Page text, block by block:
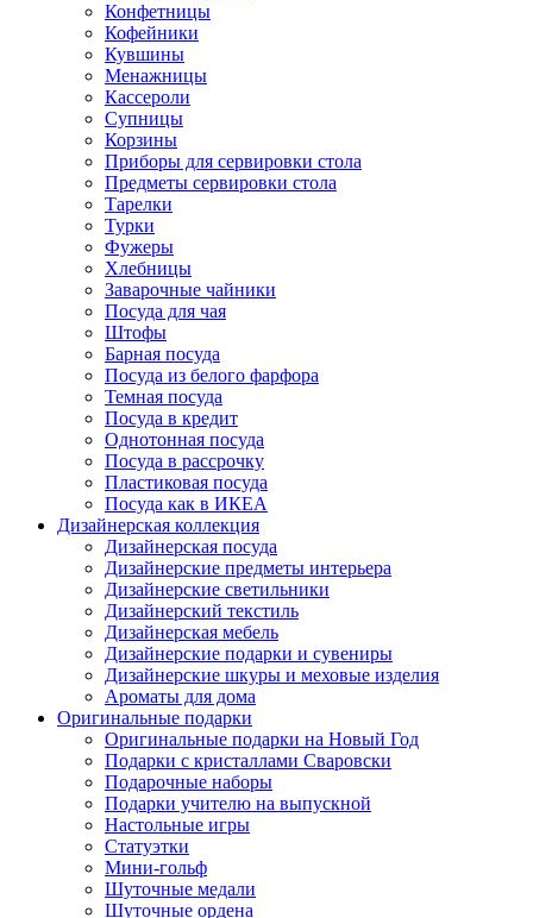
Конфетницы
Кофейники
Кувшины
Менажницы
Кассероли
Супницы
Корзины
Приборы для сервировки стола
Предметы сервировки стола
Тарелки
Турки
Фужеры
Хлебницы
Заварочные чайники
Посуда для чая
Штофы
Барная посуда
Посуда из белого фарфора
Темная посуда
Посуда в кредит
Однотонная посуда
Посуда в рассрочку
Пластиковая посуда
Посуда как в ИКЕА
Дизайнерская коллекция
Дизайнерская посуда
Дизайнерские предметы интерьера
Дизайнерские светильники
Дизайнерский текстиль
Дизайнерская мебель
Дизайнерские подарки и сувениры
Дизайнерские шкуры и меховые изделия
Ароматы для дома
Оригинальные подарки
Оригинальные подарки на Новый Год
Подарки с кристаллами Сваровски
Подарочные наборы
Подарки учителю на выпускной
Настольные игры
Статуэтки
Мини-гольф
Шуточные медали
Шуточные ордена